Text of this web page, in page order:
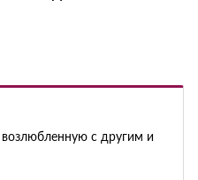
с другим и